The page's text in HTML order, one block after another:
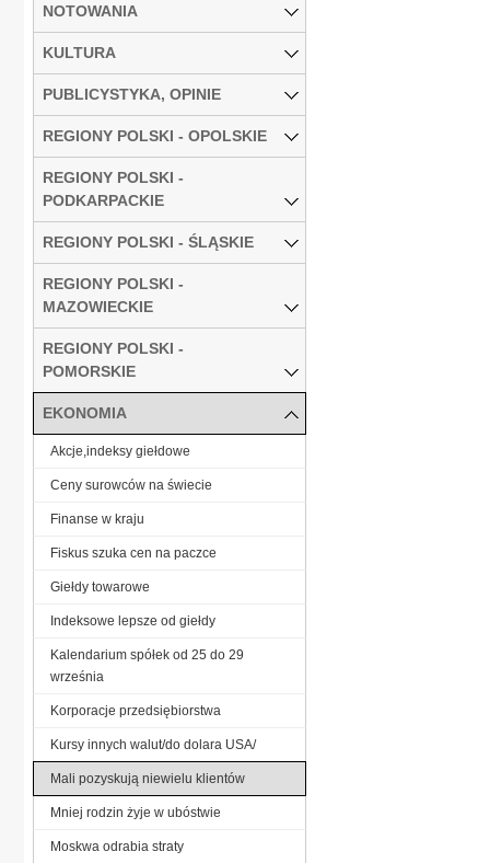
NOTOWANIA
KULTURA
PUBLICYSTYKA, OPINIE
REGIONY POLSKI - OPOLSKIE
REGIONY POLSKI -
PODKARPACKIE
REGIONY POLSKI - ŚLĄSKIE
REGIONY POLSKI -
MAZOWIECKIE
REGIONY POLSKI -
POMORSKIE
EKONOMIA
Akcje,indeksy giełdowe
Ceny surowców na świecie
Finanse w kraju
Fiskus szuka cen na paczce
Giełdy towarowe
Indeksowe lepsze od giełdy
Kalendarium spółek od 25 do 29
września
Korporacje przedsiębiorstwa
Kursy innych walut/do dolara USA/
Mali pozyskują niewielu klientów
Mniej rodzin żyje w ubóstwie
Moskwa odrabia straty